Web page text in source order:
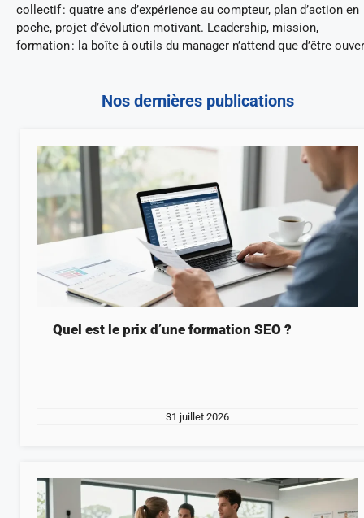
collectif : quatre ans d’expérience au compteur, plan d’action en
poche, projet d’évolution motivant. Leadership, mission,
formation : la boîte à outils du manager n’attend que d’être
Nos dernières publications
Quel est le prix d’une formation SEO ?
31 juillet 2026